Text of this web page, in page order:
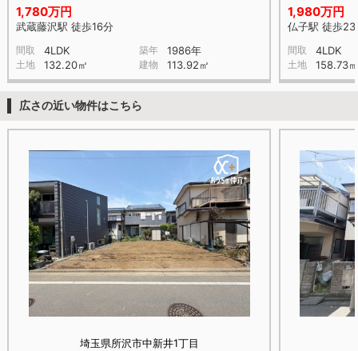
1,780万円
武蔵藤沢駅 徒歩16分
間取 4LDK 築年 1986年
土地 132.20㎡ 建物 113.92㎡
1,980万円
仏子駅 徒歩23
間取 4LDK
土地 158.73㎡
広さの近い物件はこちら
埼玉県所沢市中新井1丁目